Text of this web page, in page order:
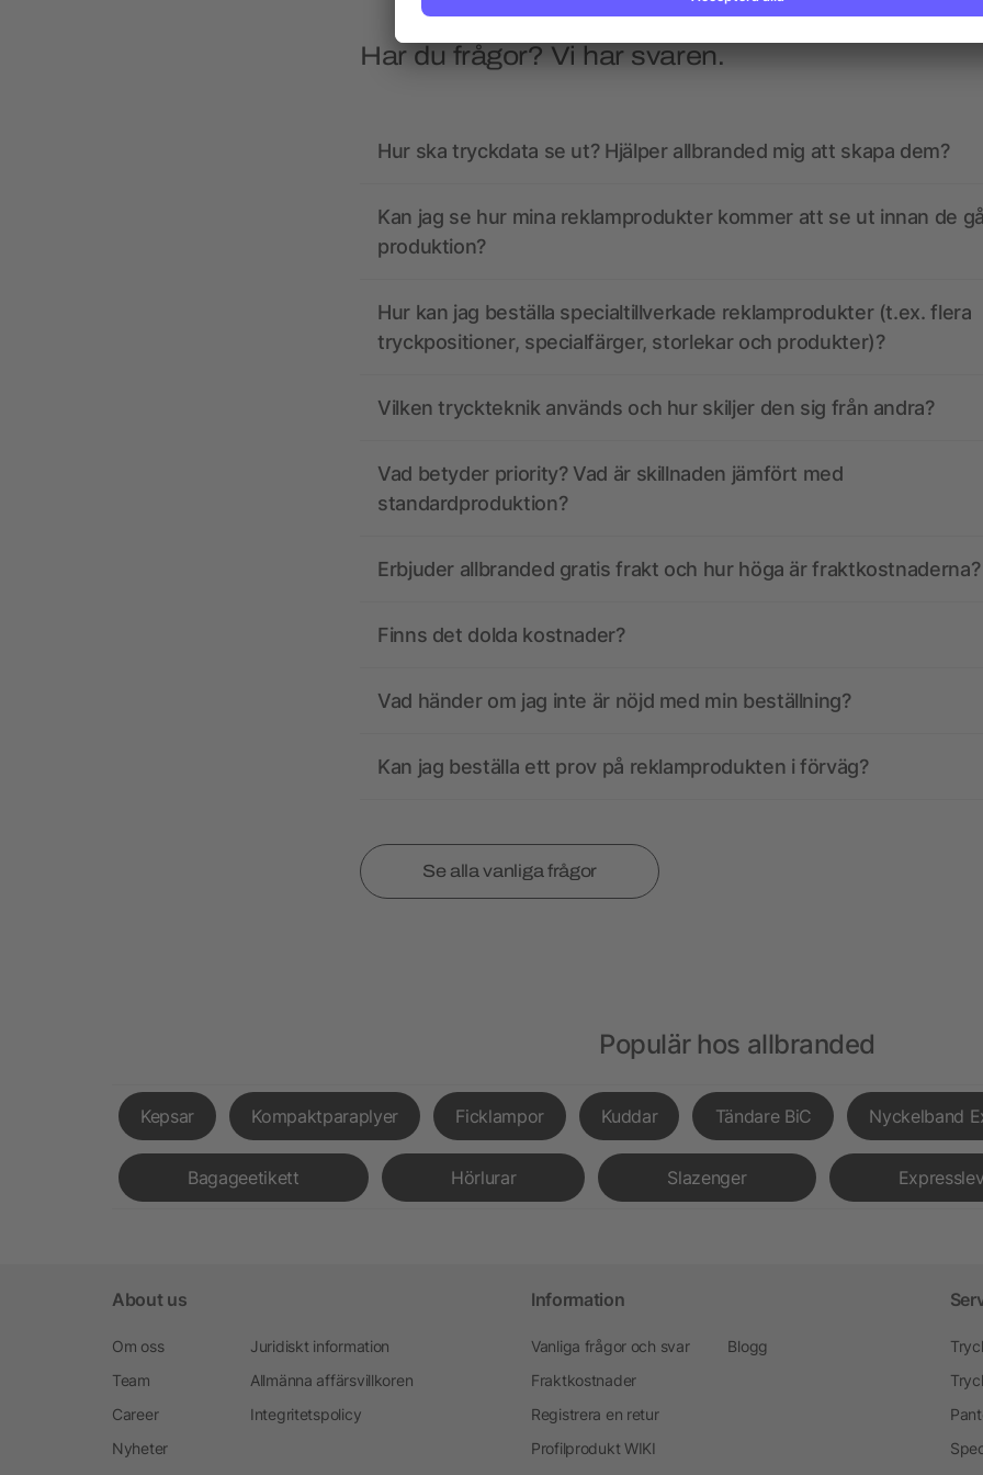
Har du frågor? Vi har svaren.
Hur ska tryckdata se ut? Hjälper allbranded mig att skapa dem?
Kan jag se hur mina reklamprodukter kommer att se ut innan de
produktion?
Hur kan jag beställa specialtillverkade reklamprodukter (t.ex. flera
tryckpositioner, specialfärger, storlekar och produkter)?
Vilken tryckteknik används och hur skiljer den sig från andra?
Vad betyder priority? Vad är skillnaden jämfört med
standardproduktion?
Erbjuder allbranded gratis frakt och hur höga är fraktkostnaderna?
Finns det dolda kostnader?
Vad händer om jag inte är nöjd med min beställning?
Kan jag beställa ett prov på reklamprodukten i förväg?
Se alla vanliga frågor
Populär hos allbranded
Kepsar Kompaktparaplyer Ficklampor Kuddar Tändare BiC Nyckelband
Bagageetikett Hörlurar Slazenger
About us
Om oss
Team
Career
Nyheter
Juridiskt information
Allmänna affärsvillkoren
Integritetspolicy
Information
Vanliga frågor och svar
Fraktkostnader
Registrera en retur
Profilprodukt WIKI
Blogg